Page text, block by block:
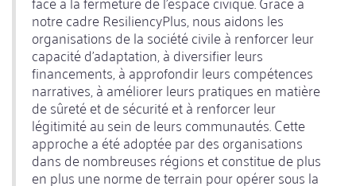
notre cadre ResiliencyPlus, nous aidons les
organisations de la société civile à renforcer leur
capacité d'adaptation, à diversifier leurs
financements, à approfondir leurs compétences
narratives, à améliorer leurs pratiques en matière
de sûreté et de sécurité et à renforcer leur
légitimité au sein de leurs communautés. Cette
approche a été adoptée par des organisations
dans de nombreuses régions et constitue de plus
en plus une norme de terrain pour opérer sous la